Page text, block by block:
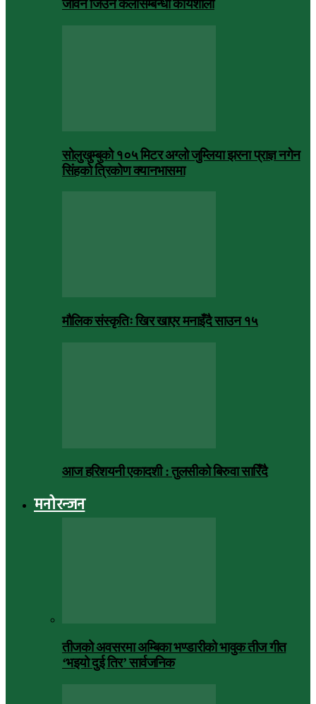
जीवन जिउने कलासम्बन्धी कार्यशाला
सोलुखुम्बुको १०५ मिटर अग्लो जुम्लिया झरना प्राज्ञ नगेन
सिंहको त्रिकोण क्यानभासमा
मौलिक संस्कृतिः खिर खाएर मनाइँदै साउन १५
आज हरिशयनी एकादशी : तुलसीको बिरुवा सारिँदै
मनोरन्जन
तीजको अवसरमा अम्बिका भण्डारीको भावुक तीज गीत
‘भइयो दुई तिर’ सार्वजनिक